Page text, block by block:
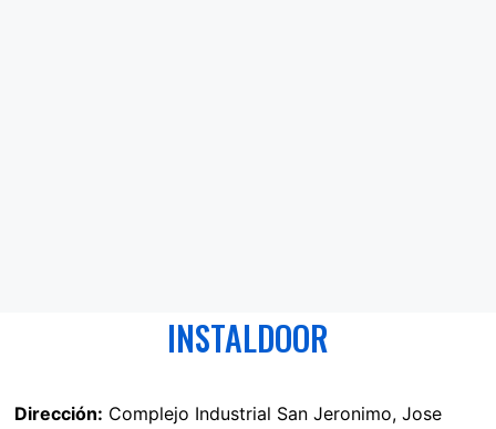
INSTALDOOR
Dirección: Complejo Industrial San Jeronimo, Jose